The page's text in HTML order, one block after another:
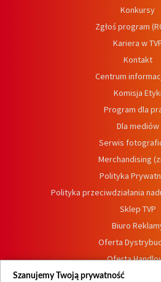
Konkursy
Zgłoś program
Kariera w
Kontakt
Centrum
Komisja Etyki
Program dla
Dla mediów
Serwis
Merchandising
Polityka
Polityka przeciwdziałania
Sklep TVP
Biuro
Oferta
Oferta
Dostępność
Szanujemy Twoją prywatność